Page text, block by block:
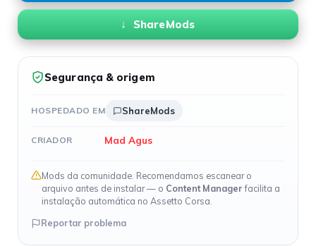
ShareMods
Segurança & origem
HOSPEDADO EM ShareMods
CRIADOR Mad Agus
Mods da comunidade. Recomendamos escanear o
arquivo antes de instalar — o Content Managerfacilita a
instalação automática no Assetto Corsa.
Reportar problema